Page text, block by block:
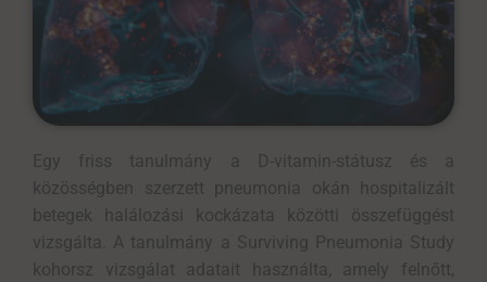
Egy friss tanulmány a D-vitamin-státusz és a
közösségben szerzett pneumonia okán hospitalizált
betegek halálozási kockázata közötti összefüggést
vizsgálta. A tanulmány a Surviving Pneumonia Study
kohorsz vizsgálat adatait használta, amely felnőtt,